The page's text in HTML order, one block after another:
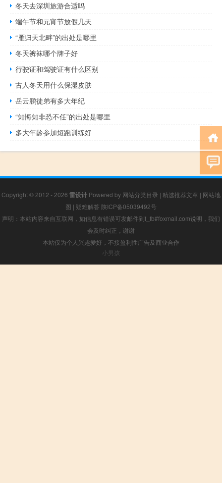
冬天去深圳旅游合适吗
端午节和元宵节放假几天
“雁归天北畔”的出处是哪里
冬天裤袜哪个牌子好
行驶证和驾驶证有什么区别
古人冬天用什么保湿皮肤
岳云鹏徒弟有多大年纪
“知悔知非恐不任”的出处是哪里
多大年龄参加短跑训练好
Copyright © 2012 - 2026 雷设计 Powered by 网站分类目录 | 精选推荐文章 | 网站地
图 | 疑难解答 陕ICP备05039492号
声明：本站内容来自互联网，如信息有错误可发邮件到f_fb#foxmail.com说明，我们
会及时纠正，谢谢
本站仅为个人兴趣爱好，不接盈利性广告及商业合作
小男孩